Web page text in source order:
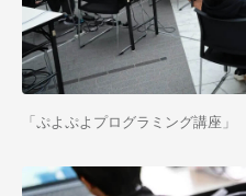
「ぷよぷよプログラミング講座」